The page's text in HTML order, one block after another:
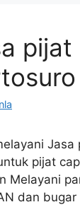
pijat
pijat
Melayani
dan